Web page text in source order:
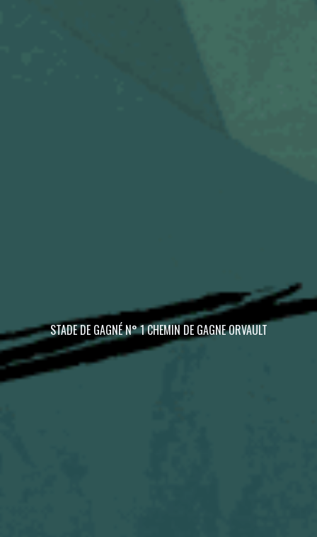
STADE DE GAGNÉ N° 1 CHEMIN DE GAGNE ORVAULT